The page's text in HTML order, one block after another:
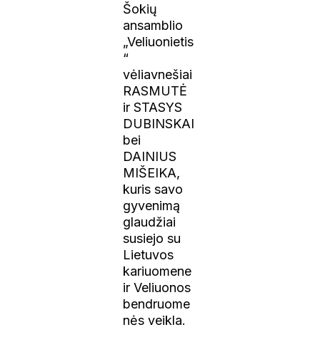
Šokių
ansamblio
„Veliuonietis
“
vėliavnešiai
RASMUTĖ
ir STASYS
DUBINSKAI
bei
DAINIUS
MIŠEIKA,
kuris savo
gyvenimą
glaudžiai
susiejo su
Lietuvos
kariuomene
ir Veliuonos
bendruome
nės veikla.